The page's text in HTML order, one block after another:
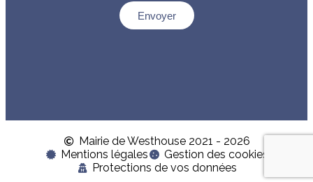
Envoyer
Mairie de Westhouse 2021 - 2026
Mentions légales
Gestion des cookies
Protections de vos données